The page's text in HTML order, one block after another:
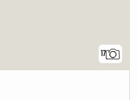
17